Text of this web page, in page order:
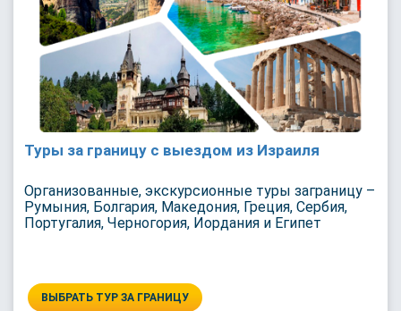
Туры за границу с выездом из Израиля
Организованные, экскурсионные туры заграницу –
Румыния, Болгария, Македония, Греция, Сербия,
Португалия, Черногория, Иордания и Египет
ВЫБРАТЬ ТУР ЗА ГРАНИЦУ